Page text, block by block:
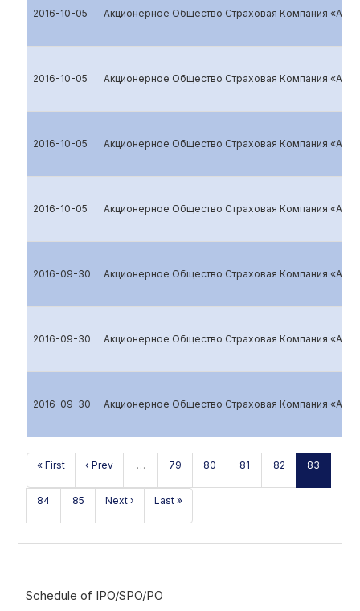
2016-10-05 Акционерное Общество Страховая Компания
2016-10-05 Акционерное Общество Страховая Компания
2016-10-05 Акционерное Общество Страховая Компания
2016-10-05 Акционерное Общество Страховая Компания
2016-09-30 Акционерное Общество Страховая Компания
2016-09-30 Акционерное Общество Страховая Компания
2016-09-30 Акционерное Общество Страховая Компания
« First ‹ Prev … 79 80 81 82 83
84 85 Next › Last »
Schedule of IPO/SPO/PO